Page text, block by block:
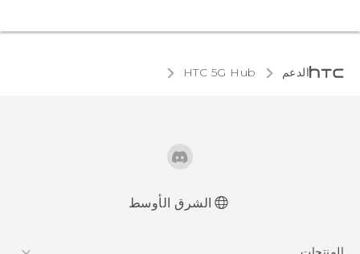
الدعم HTC 5G Hub‎
الشرق الأوسط